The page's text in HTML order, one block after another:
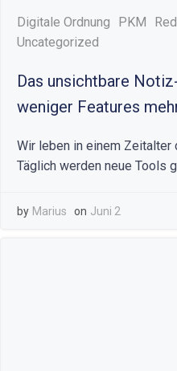
Digitale Ordnung PKM
Uncategorized
Das unsichtbare
weniger Features
Wir leben in einem
Täglich werden neue Tools
by Marius on Juni 2